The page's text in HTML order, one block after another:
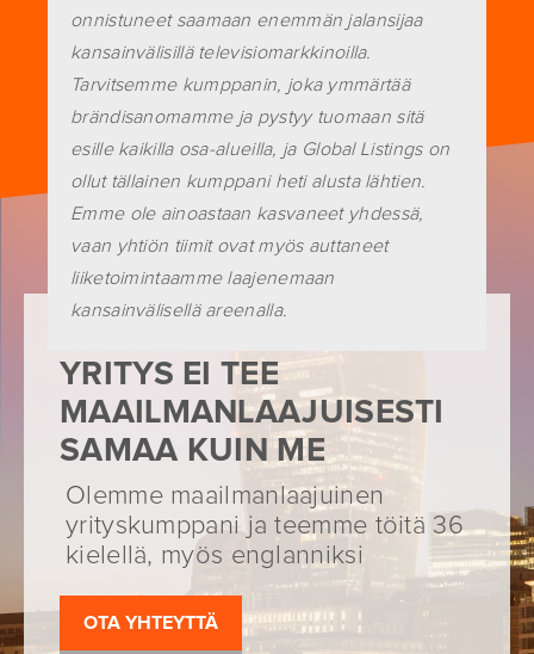
onnistuneet saamaan enemmän jalansijaa
kansainvälisillä televisiomarkkinoilla.
Tarvitsemme kumppanin, joka ymmärtää
brändisanomamme ja pystyy tuomaan sitä
esille kaikilla osa-alueilla, ja Global Listings on
ollut tällainen kumppani heti alusta lähtien.
Emme ole ainoastaan kasvaneet yhdessä,
vaan yhtiön tiimit ovat myös auttaneet
liiketoimintaamme laajenemaan
kansainvälisellä areenalla.
YRITYS EI TEE
MAAILMANLAAJUISESTI
SAMAA KUIN ME
Olemme maailmanlaajuinen
yrityskumppani ja teemme töitä 36
kielellä, myös englanniksi
OTA YHTEYTTÄ